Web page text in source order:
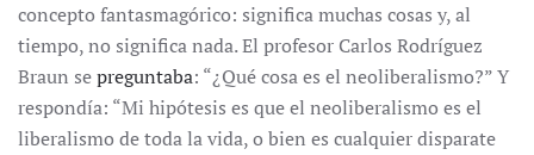
concepto fantasmagórico: significa muchas cosas y, al
tiempo, no significa nada. El profesor Carlos Rodríguez
Braun sepreguntaba: “¿Qué cosa es el neoliberalismo?” Y
respondía: “Mi hipótesis es que el neoliberalismo es el
liberalismo de toda la vida, o bien es cualquier disparate